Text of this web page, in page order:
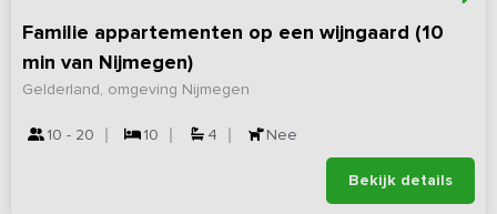
Familie appartementen op een wijngaard (10
min van Nijmegen)
Gelderland, omgeving Nijmegen
10 - 20 10 4 Nee
Bekijk details